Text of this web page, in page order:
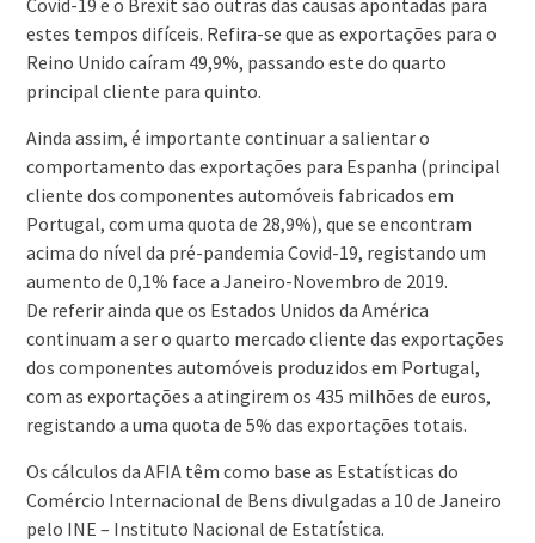
Covid-19 e o Brexit são outras das causas apontadas para
estes tempos difíceis. Refira-se que as exportações para o
Reino Unido caíram 49,9%, passando este do quarto
principal cliente para quinto.
Ainda assim, é importante continuar a salientar o
comportamento das exportações para Espanha (principal
cliente dos componentes automóveis fabricados em
Portugal, com uma quota de 28,9%), que se encontram
acima do nível da pré-pandemia Covid-19, registando um
aumento de 0,1% face a Janeiro-Novembro de 2019.
De referir ainda que os Estados Unidos da América
continuam a ser o quarto mercado cliente das exportações
dos componentes automóveis produzidos em Portugal,
com as exportações a atingirem os 435 milhões de euros,
registando a uma quota de 5% das exportações totais.
Os cálculos da AFIA têm como base as Estatísticas do
Comércio Internacional de Bens divulgadas a 10 de Janeiro
pelo INE – Instituto Nacional de Estatística.